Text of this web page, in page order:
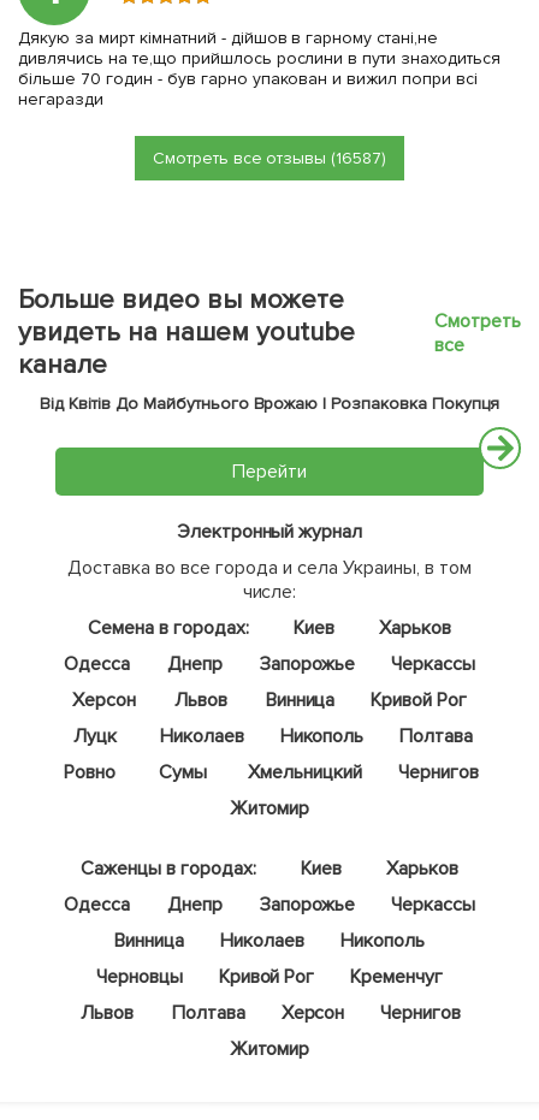
Дякую за мирт кімнатний - дійшов в гарному стані,не
дивлячись на те,що прийшлось рослини в пути знаходиться
більше 70 годин - був гарно упакован и вижил попри всі
негаразди
Смотреть все отзывы (16587)
Больше видео вы можете
увидеть на нашем youtube
канале
Смотреть
все
Від Квітів До Майбутнього Врожаю | Розпаковка Покупця
Перейти
Электронный журнал
Доставка во все города и села Украины, в том
числе:
Семена в городах:
Киев
Харьков
Одесса
Днепр Запорожье
Черкассы
Херсон
Львов Винница
Кривой Рог
Луцк
Николаев Никополь
Полтава
Ровно
Сумы Хмельницкий
Чернигов
Житомир
Саженцы в городах: Киев
Харьков
Одесса
Днепр Запорожье
Черкассы
Винница
Николаев
Никополь
Черновцы
Кривой Рог
Кременчуг
Львов
Полтава Херсон
Чернигов
Житомир